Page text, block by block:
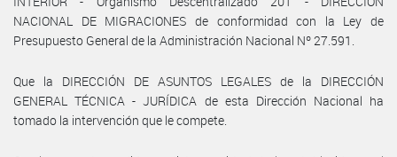
NACIONAL DE MIGRACIONES de conformidad con la Ley de
Presupuesto General de la Administración Nacional Nº 27.591.
Que la DIRECCIÓN DE ASUNTOS LEGALES de la DIRECCIÓN
GENERAL TÉCNICA - JURÍDICA de esta Dirección Nacional ha
tomado la intervención que le compete.